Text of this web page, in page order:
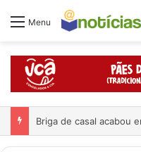
Menu
Briga de casal acabou